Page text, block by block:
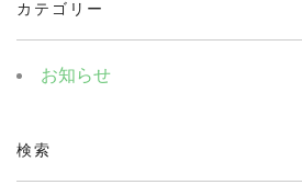
カテゴリー
お知らせ
検索